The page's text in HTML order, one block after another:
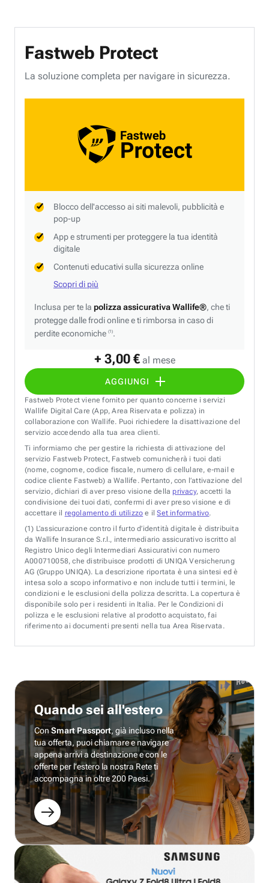
Fastweb Protect
+ 3,00 € al mese
AGGIUNGI
La soluzione completa per navigare in sicurezza.
Blocco dell'accesso ai siti malevoli, pubblicità e
pop-up
App e strumenti per proteggere la tua identità
digitale
Contenuti educativi sulla sicurezza online
Scopri di più
Inclusa per te la polizza assicurativa Wallife®, che ti
protegge dalle frodi online e ti rimborsa in caso di
perdite economiche (1).
Fastweb Protect viene fornito per quanto concerne i servizi
Wallife Digital Care (App, Area Riservata e polizza) in
collaborazione con Wallife. Puoi richiedere la disattivazione del
servizio accedendo alla tua area clienti.
Ti informiamo che per gestire la richiesta di attivazione del
servizio Fastweb Protect, Fastweb comunicherà i tuoi dati
(nome, cognome, codice fiscale, numero di cellulare, e-mail e
codice cliente Fastweb) a Wallife. Pertanto, con l’attivazione del
servizio, dichiari di aver preso visione della privacy, accetti la
condivisione dei tuoi dati, confermi di aver preso visione e di
accettare il regolamento di utilizzo e ilSet informativo.
(1) L’assicurazione contro il furto d’identità digitale è distribuita
da Wallife Insurance S.r.l., intermediario assicurativo iscritto al
Registro Unico degli Intermediari Assicurativi con numero
A000710058, che distribuisce prodotti di UNIQA Versicherung
AG (Gruppo UNIQA). La descrizione riportata è una sintesi ed è
intesa solo a scopo informativo e non include tutti i termini, le
condizioni e le esclusioni della polizza descritta. La copertura è
disponibile solo per i residenti in Italia. Per le Condizioni di
polizza e le esclusioni relative al prodotto acquistato, fai
riferimento ai documenti presenti nella tua Area Riservata.
Quando sei all'estero
ConSmart Passport, già incluso nella
tua offerta, puoi chiamare e navigare
appena arrivi a destinazione e con le
offerte per l’estero la nostra Rete ti
accompagna in oltre 200 Paesi.